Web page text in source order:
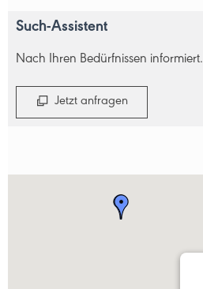
Such-Assistent
Nach Ihren Bedürfnissen informiert.
Jetzt anfragen